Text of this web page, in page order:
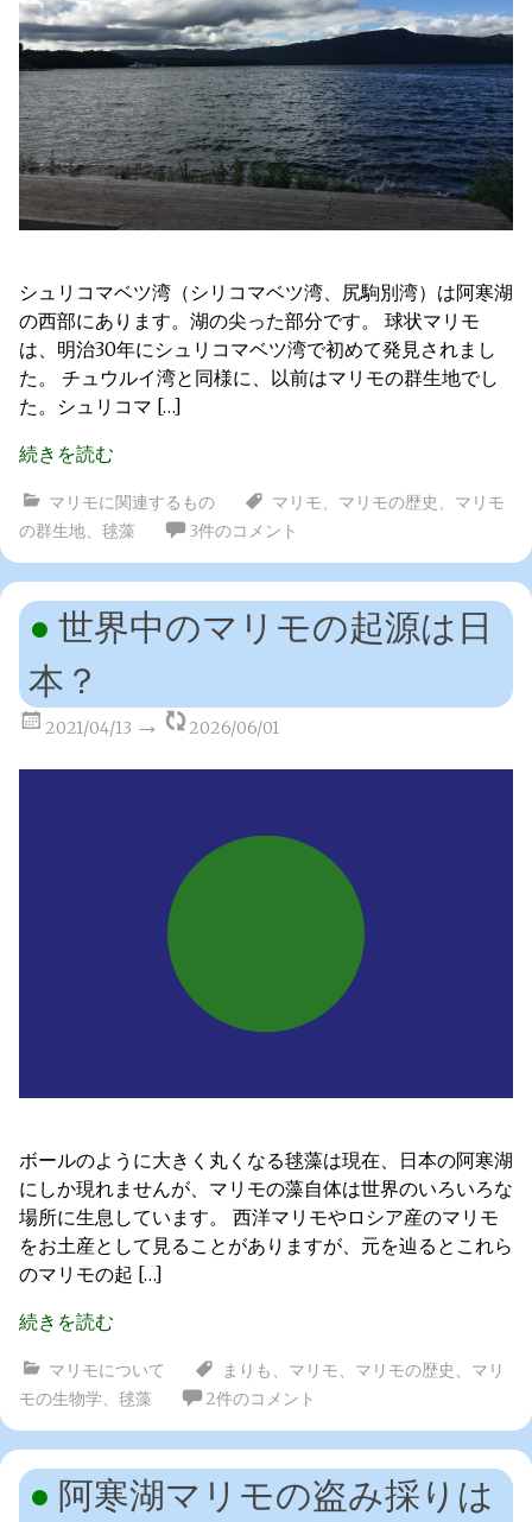
シュリコマベツ湾（シリコマベツ湾、尻駒別湾）は阿寒湖
の西部にあります。湖の尖った部分です。 球状マリモ
は、明治30年にシュリコマベツ湾で初めて発見されまし
た。 チュウルイ湾と同様に、以前はマリモの群生地でし
た。シュリコマ […]
続きを読む
マリモに関連するもの マリモ、 マリモの歴史 、 マリモ
の群生地、 毬藻 3件のコメント
世界中のマリモの起源は日
本？
2021/04/13 2026/06/01
ボールのように大きく丸くなる毬藻は現在、日本の阿寒湖
にしか現れませんが、マリモの藻自体は世界のいろいろな
場所に生息しています。 西洋マリモやロシア産のマリモ
をお土産として見ることがありますが、元を辿るとこれら
のマリモの起 […]
続きを読む
マリモについて まりも 、 マリモ、 マリモの歴史 、 マリ
モの生物学、 毬藻 2件のコメント
阿寒湖マリモの盗み採りは